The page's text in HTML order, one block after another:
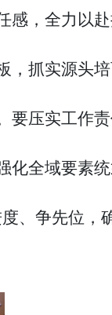
，全力以赴
，抓实源头
要压实工作
化全域要素
、争先位，